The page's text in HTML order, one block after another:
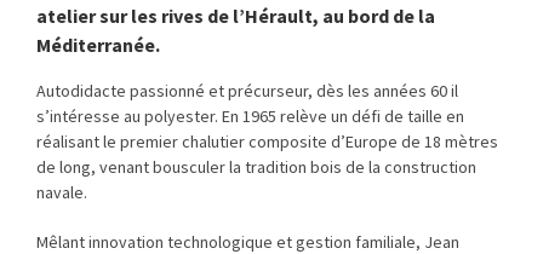
atelier sur les rives de l’Hérault, au bord de la
Méditerranée.
Autodidacte passionné et précurseur, dès les années 60 il
s’intéresse au polyester. En 1965 relève un défi de taille en
réalisant le premier chalutier composite d’Europe de 18 mètres
de long, venant bousculer la tradition bois de la construction
navale.
Mêlant innovation technologique et gestion familiale, Jean